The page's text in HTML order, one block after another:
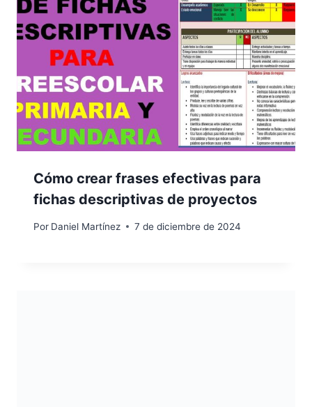
Cómo crear frases efectivas para
fichas descriptivas de proyectos
Por Daniel Martínez 7 de diciembre de 2024